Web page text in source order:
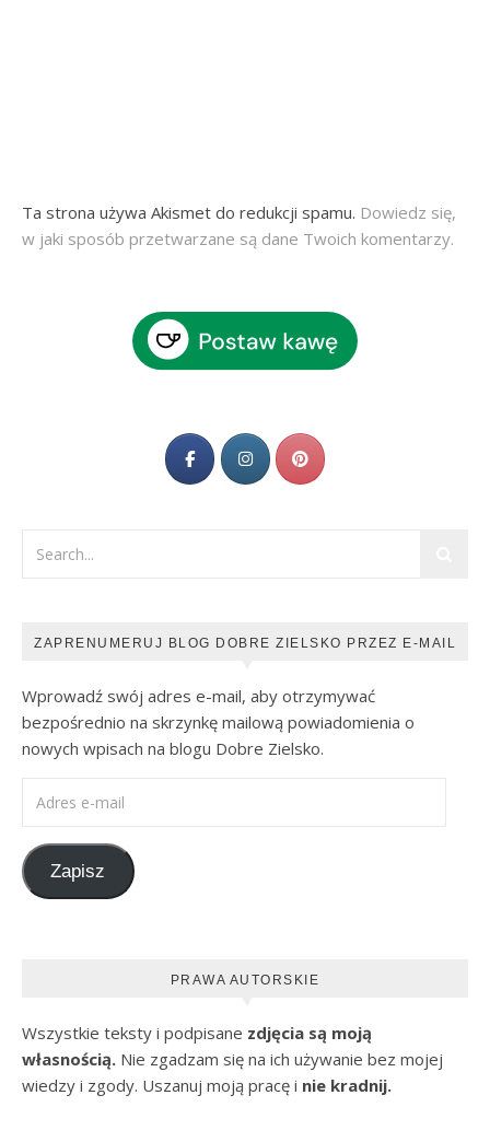
Ta strona używa Akismet do redukcji spamu. Dowiedz się,
w jaki sposób przetwarzane są dane Twoich komentarzy.
ZAPRENUMERUJ BLOG DOBRE ZIELSKO PRZEZ E-MAIL
Wprowadź swój adres e-mail, aby otrzymywać
bezpośrednio na skrzynkę mailową powiadomienia o
nowych wpisach na blogu Dobre Zielsko.
Zapisz
PRAWA AUTORSKIE
Wszystkie teksty i podpisane zdjęcia są moją
własnością. Nie zgadzam się na ich używanie bez mojej
wiedzy i zgody. Uszanuj moją pracę i nie kradnij.